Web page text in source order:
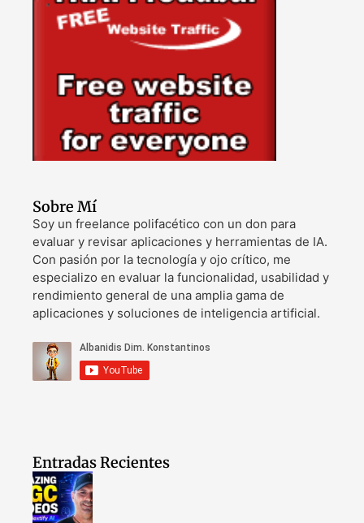
Sobre Mí
Soy un freelance polifacético con un don para
evaluar y revisar aplicaciones y herramientas de IA.
Con pasión por la tecnología y ojo crítico, me
especializo en evaluar la funcionalidad, usabilidad y
rendimiento general de una amplia gama de
aplicaciones y soluciones de inteligencia artificial.
Entradas Recientes